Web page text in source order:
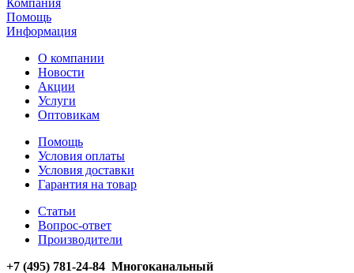
Помощь
Информация
О компании
Новости
Акции
Услуги
Оптовикам
Помощь
Условия оплаты
Условия доставки
Гарантия на товар
Статьи
Вопрос-ответ
Производители
+7 (495) 781-24-84 Многоканальный